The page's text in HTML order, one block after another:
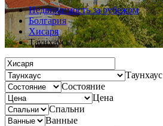
Недвижимость за рубежом
Болгария
Хисаря
Таунхаусы
Таунхаус
Состояние
Цена
Спальни
Ванные